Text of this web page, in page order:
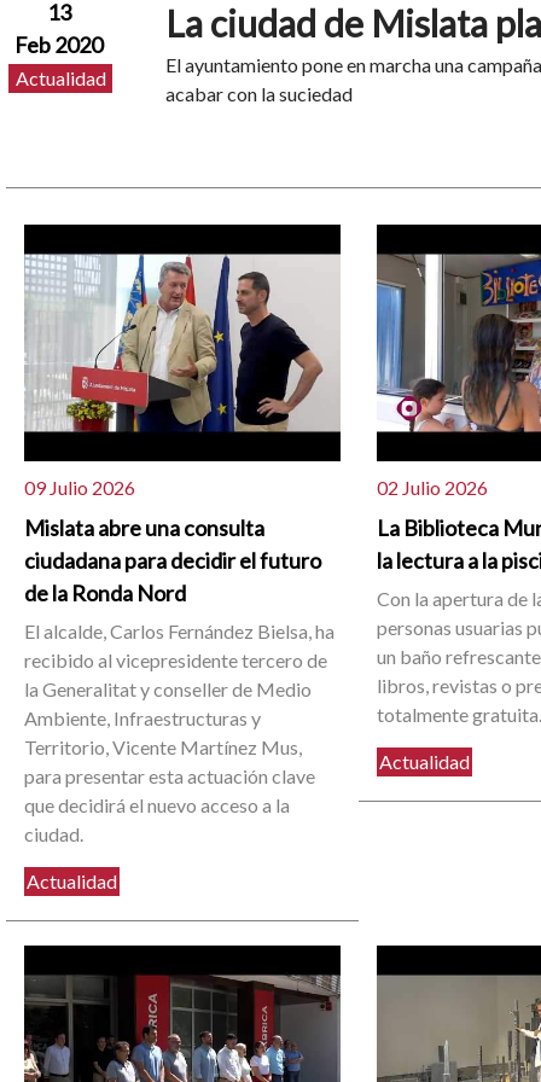
13
Feb 2020
Actualidad
La ciudad de Mislata
El ayuntamiento pone en marcha una
acabar con la suciedad
09 Julio 2026
Mislata abre una consulta
ciudadana para decidir el futuro
de la Ronda Nord
El alcalde, Carlos Fernández Bielsa, ha
recibido al vicepresidente tercero de
la Generalitat y conseller de Medio
Ambiente, Infraestructuras y
Territorio, Vicente Martínez Mus,
para presentar esta actuación clave
que decidirá el nuevo acceso a la
ciudad.
Actualidad
02 Julio 2026
La Biblioteca
la lectura a la
Con la apertura de
personas usuarias
un baño
libros, revistas o
totalmente
Actualidad